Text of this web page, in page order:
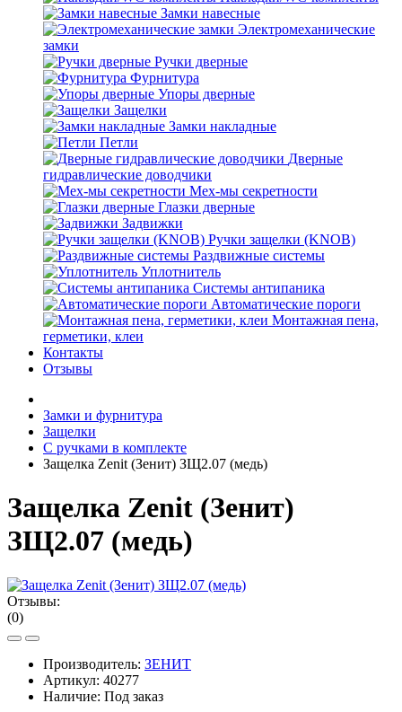
Замки навесные
Электромеханические
замки
Ручки дверные
Фурнитура
Упоры дверные
Защелки
Замки накладные
Петли
Дверные
гидравлические доводчики
Мех-мы секретности
Глазки дверные
Задвижки
Ручки защелки (KNOB)
Раздвижные системы
Уплотнитель
Системы антипаника
Автоматические пороги
Монтажная пена,
герметики, клеи
Контакты
Отзывы
Замки и фурнитура
Защелки
С ручками в комплекте
Защелка Zenit (Зенит) ЗЩ2.07 (медь)
Защелка Zenit (Зенит)
ЗЩ2.07 (медь)
Отзывы:
(0)
Производитель: ЗЕНИТ
Артикул: 40277
Наличие: Под заказ